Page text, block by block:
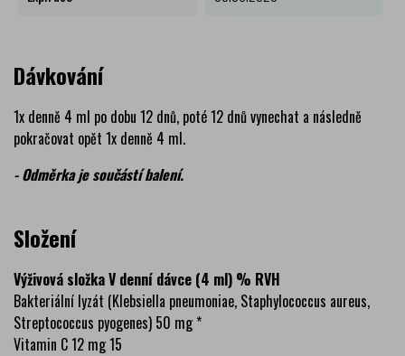
Dávkování
1x denně 4 ml po dobu 12 dnů, poté 12 dnů vynechat a následně
pokračovat opět 1x denně 4 ml.
- Odměrka je součástí balení.
Složení
Výživová složka V denní dávce (4 ml) % RVH
Bakteriální lyzát (Klebsiella pneumoniae, Staphylococcus aureus,
Streptococcus pyogenes) 50 mg *
Vitamin C 12 mg 15